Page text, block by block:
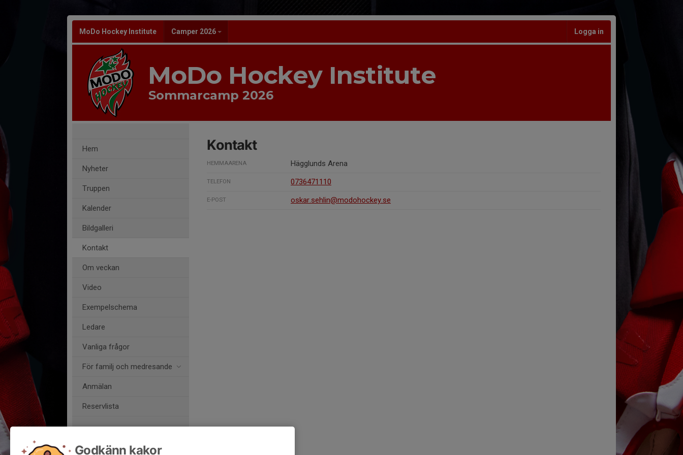
MoDo Hockey Institute Camper 2026 Logga in
MoDo Hockey Institute
Sommarcamp 2026
Hem
Nyheter
Truppen
Kalender
Bildgalleri
Kontakt
Om veckan
Video
Exempelschema
Ledare
Vanliga frågor
För familj och medresande
Anmälan
Reservlista
Kontakt
HEMMAARENA Hägglunds Arena
TELEFON 0736471110
E-POST oskar.sehlin@modohockey.se
Godkänn kakor